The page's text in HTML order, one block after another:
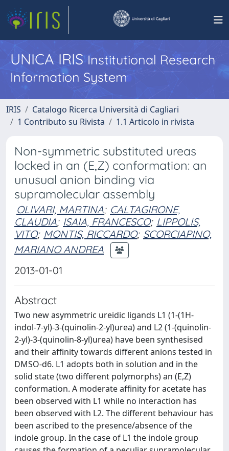
UNICA IRISInstitutional Research
Information System
IRIS
Catalogo Ricerca Università di Cagliari
1 Contributo su Rivista
1.1 Articolo in rivista
Non-symmetric substituted ureas
locked in an (E,Z) conformation: an
unusual anion binding via
supramolecular assembly
OLIVARI, MARTINA; CALTAGIRONE,
CLAUDIA; ISAIA, FRANCESCO; LIPPOLIS,
VITO; MONTIS, RICCARDO; SCORCIAPINO,
MARIANO ANDREA
2013-01-01
Abstract
Two new asymmetric ureidic ligands L1 (1-(1H-
indol-7-yl)-3-(quinolin-2-yl)urea) and L2 (1-(quinolin-
2-yl)-3-(quinolin-8-yl)urea) have been synthesised
and their affinity towards different anions tested in
DMSO-d6. L1 adopts both in solution and in the
solid state (two different polymorphs) an (E,Z)
conformation. A moderate affinity for acetate has
been observed with L1 while no interaction has
been observed with L2. The different behaviour has
been ascribed to the presence/absence of the
indole group. In the case of L1 the indole group